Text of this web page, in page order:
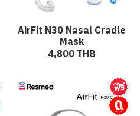
AirFit N30 Nasal Cradle
Mask
4,800 THB
ผ่อนชำระ